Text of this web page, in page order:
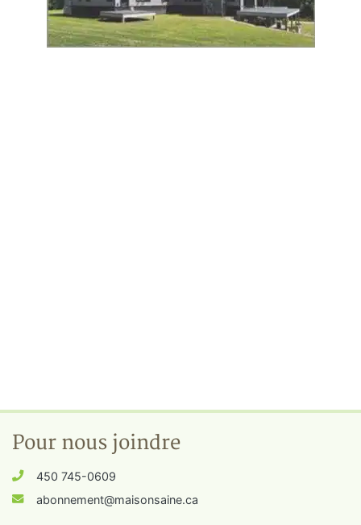
Pour nous joindre
450 745-0609
abonnement@maisonsaine.ca